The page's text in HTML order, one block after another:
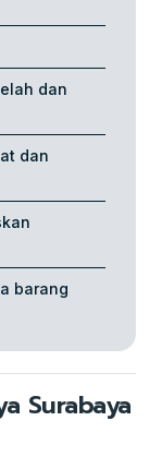
dan
dan
barang
Surabaya